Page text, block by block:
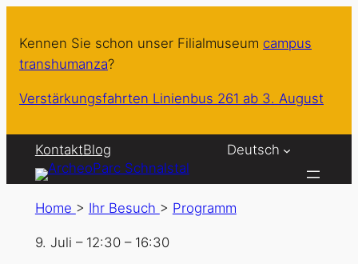
Kennen Sie schon unser Filialmuseum campus
transhumanza?
Verstärkungsfahrten Linienbus 261 ab 3. August
KontaktBlog Deutsch
Home > Ihr Besuch > Programm
9. Juli – 12:30 – 16:30